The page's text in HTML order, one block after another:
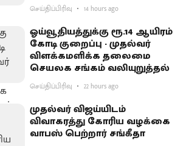
செய்திப்பிரிவு 14 hours ago
ஓய்வூதியத்துக்கு ரூ.14 ஆயிரம்
கோடி குறைப்பு - முதல்வர்
விளக்கமளிக்க தலைமை
செயலக சங்கம் வலியுறுத்தல்
செய்திப்பிரிவு 22 hours ago
முதல்வர் விஜய்யிடம்
விவாகரத்து கோரிய வழக்கை
வாபஸ் பெற்றார் சங்கீதா